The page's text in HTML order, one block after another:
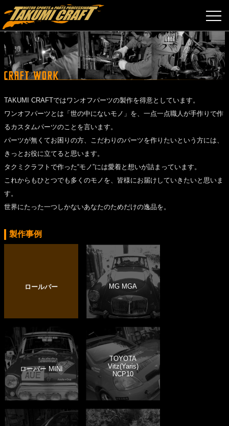
TAKUMI CRAFTではワンオフパーツの製作を得意としています。
ワンオフパーツとは「世の中にないモノ」を、一点一点職人が手作りで作
るカスタムパーツのことを言います。
パーツが無くてお困りの方、こだわりのパーツを作りたいという方には、
きっとお役に立てると思います。
タクミクラフトで作った“モノ”には愛着と想いが詰まっています。
これからもひとつでも多くのモノを、皆様にお届けしていきたいと思いま
す。
世界にたった一つしかないあなたのためだけの逸品を。
製作事例
ロールバー MG MGA
ローバー MINI
TOYOTA
Vitz(Yaris)
NCP10